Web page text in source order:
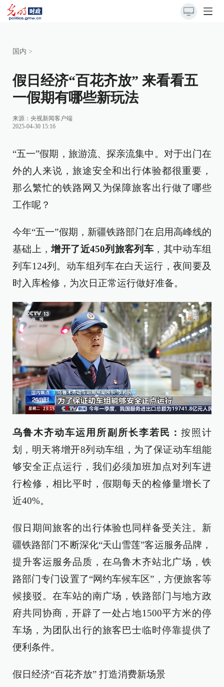
国内 >
假日经济“百花齐放” 来看看五
一假期有哪些新玩法
来源： 央视新闻客户端
2025-04-30 15:16
“五一”假期，旅游流、探亲流集中。对于出门在
外的人来说，旅途安全和出行体验都很重要，
那么繁忙的铁路网又为保障旅客出行做了哪些
工作呢？
今年“五一”假期，新疆铁路部门在启用高峰线的
基础上，增开了近450列旅客列车 ，其中动车组
列车124列。动车组列车在白天运行，夜间要及
时入库检修，为次日正常运行做好准备。
乌鲁木齐动车运用所副所长李若民： 按照计
划，明天将增开8列动车组，为了保证动车组能
够安全正点运行，我们必须加班加点对列车进
行检修，相比平时，假期每天的检修量增长了
近40%。
假日期间旅客的出行体验也同样备受关注。新
疆铁路部门不断深化“天山雪莲”客运服务品牌，
提升客运服务品质，在乌鲁木齐站北广场，铁
路部门专门设置了“网约车候车区”，方便旅客等
候接驳。在车站的南广场，铁路部门与地方政
府共同协商，开辟了一处占地1500平方米的停
车场，为团队出行的旅客巴士临时停靠提供了
便利条件。
假日经济“百花齐放” 打造消费新场景